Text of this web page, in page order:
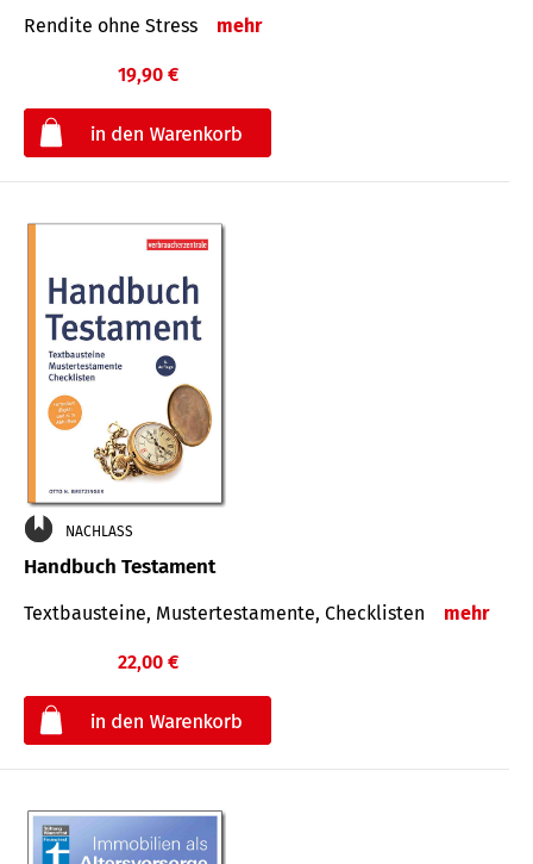
Rendite ohne Stress mehr
19,90 €
NACHLASS
Handbuch Testament
Textbausteine, Mustertestamente, Checklisten mehr
22,00 €